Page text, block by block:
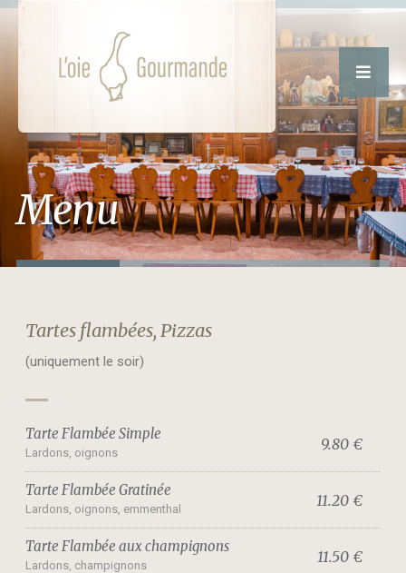
Menu
Tartes flambées, Pizzas
(uniquement le soir)
Tarte Flambée Simple
Lardons, oignons 9.80 €
Tarte Flambée Gratinée
Lardons, oignons, emmenthal 11.20 €
Tarte Flambée aux champignons
Lardons, champignons 11.50 €